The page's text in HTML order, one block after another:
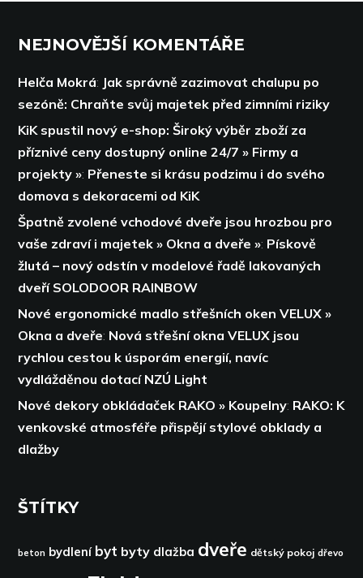
NEJNOVĚJŠÍ KOMENTÁŘE
Helča Mokrá: Jak správně zazimovat chalupu po
sezóně: Chraňte svůj majetek před zimními riziky
KiK spustil nový e-shop: Široký výběr zboží za
příznivé ceny dostupný online 24/7 » Firmy a
projekty »: Přeneste si krásu podzimu i do svého
domova s dekoracemi od KiK
Špatně zvolené vchodové dveře jsou hrozbou pro
vaše zdraví i majetek » Okna a dveře »: Pískově
žlutá – nový odstín v modelové řadě lakovaných
dveří SOLODOOR RAINBOW
Nové ergonomické madlo střešních oken VELUX »
Okna a dveře: Nová střešní okna VELUX jsou
rychlou cestou k úsporám energií, navíc
vydlážděnou dotací NZÚ Light
Nové dekory obkládaček RAKO » Koupelny: RAKO: K
venkovské atmosféře přispějí stylové obklady a
dlažby
ŠTÍTKY
beton bydlení byt byty dlažba dveře dětský pokoj dřevo